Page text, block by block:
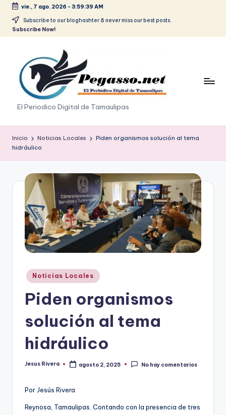
Saltar
vie., 7 ago. 2026 - 3:59:39 AM
Subscribe to our bloghashter & never miss our best posts.
Subscribe Now!
p
e
g
a
p
El Periodico Digital de Tamaulipas
Inicio Noticias Locales
Piden organismos solución al tema
hidráulico
Publicado
en
Noticias Locales
Piden organismos
solución al tema
hidráulico
Publicado
Jesus Rivera agosto 2, 2025 No hay comentarios
Por Jesús Rivera
Reynosa, Tamaulipas. Contando con la presencia de tres